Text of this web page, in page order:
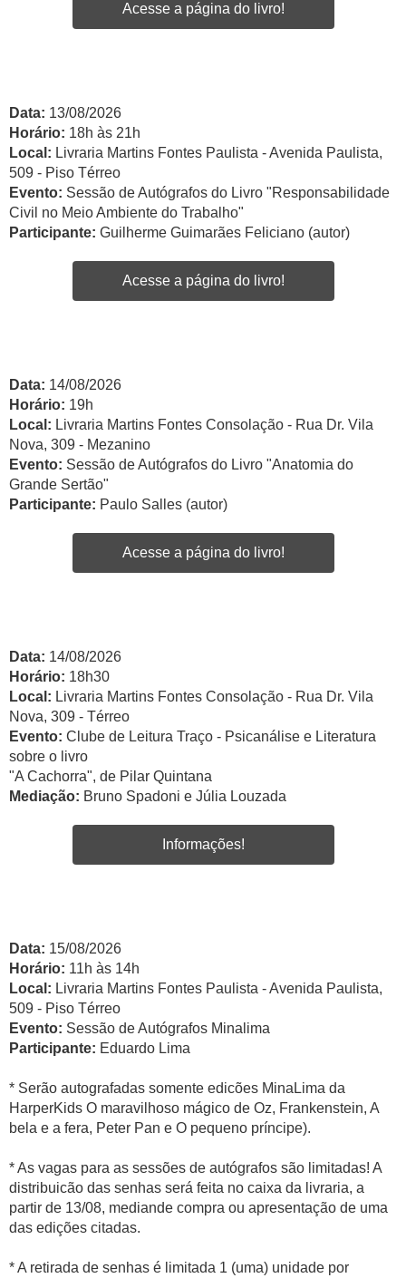
Acesse a página do livro!
Data: 13/08/2026
Horário: 18h às 21h
Local: Livraria Martins Fontes Paulista - Avenida Paulista,
509 - Piso Térreo
Evento: Sessão de Autógrafos do Livro "Responsabilidade
Civil no Meio Ambiente do Trabalho"
Participante: Guilherme Guimarães Feliciano (autor)
Acesse a página do livro!
Data: 14/08/2026
Horário: 19h
Local: Livraria Martins Fontes Consolação - Rua Dr. Vila
Nova, 309 - Mezanino
Evento: Sessão de Autógrafos do Livro "Anatomia do
Grande Sertão"
Participante: Paulo Salles (autor)
Acesse a página do livro!
Data: 14/08/2026
Horário: 18h30
Local: Livraria Martins Fontes Consolação - Rua Dr. Vila
Nova, 309 - Térreo
Evento: Clube de Leitura Traço - Psicanálise e Literatura
sobre o livro
"A Cachorra", de Pilar Quintana
Mediação: Bruno Spadoni e Júlia Louzada
Informações!
Data: 15/08/2026
Horário: 11h às 14h
Local: Livraria Martins Fontes Paulista - Avenida Paulista,
509 - Piso Térreo
Evento: Sessão de Autógrafos Minalima
Participante: Eduardo Lima
* Serão autografadas somente edicões MinaLima da
HarperKids O maravilhoso mágico de Oz, Frankenstein, A
bela e a fera, Peter Pan e O pequeno príncipe).
* As vagas para as sessões de autógrafos são limitadas! A
distribuicão das senhas será feita no caixa da livraria, a
partir de 13/08, mediande compra ou apresentação de uma
das edições citadas.
* A retirada de senhas é limitada 1 (uma) unidade por